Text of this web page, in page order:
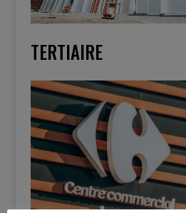
TERTIAIRE